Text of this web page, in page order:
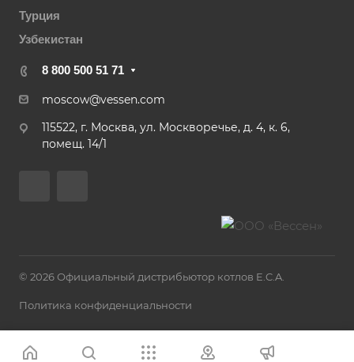
Турция
Узбекистан
8 800 500 51 71
moscow@vessen.com
115522, г. Москва, ул. Москворечье, д. 4, к. 6,
помещ. 14/1
© 2026 Официальный дистрибьютор котлов E.C.A.
Политика конфиденциальности